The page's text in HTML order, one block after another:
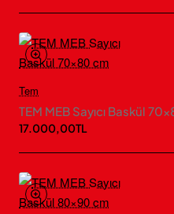
Tem
TEM MEB Sayıcı Baskül
17.000,00TL